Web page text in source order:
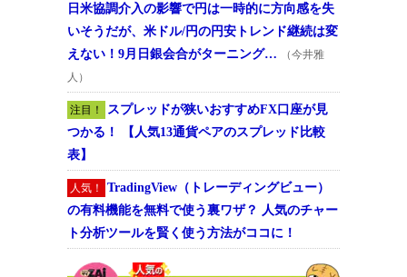
日米協調介入の影響で円は一時的に方向感を失
いそうだが、米ドル/円の円安トレンド継続は変
えない！9月日銀会合がターニング…
（今井雅
人）
注目！
スプレッドが狭いおすすめFX口座が見
つかる！ 【人気13通貨ペアのスプレッド比較
表】
人気！
TradingView（トレーディングビュー）
の有料機能を無料で使う裏ワザ？ 人気のチャー
ト分析ツールを賢く使う方法がココに！